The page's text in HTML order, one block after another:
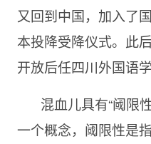
又回到中国，加入了
本投降受降仪式。此
开放后任四川外国语
混血儿具有“阈限
一个概念，阈限性是